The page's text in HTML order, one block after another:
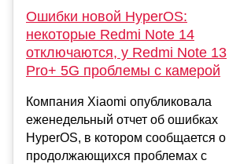
Ошибки новой HyperOS:
некоторые Redmi Note 14
отключаются, у Redmi Note 13
Pro+ 5G проблемы с камерой
Компания Xiaomi опубликовала
еженедельный отчет об ошибках
HyperOS, в котором сообщается о
продолжающихся проблемах с